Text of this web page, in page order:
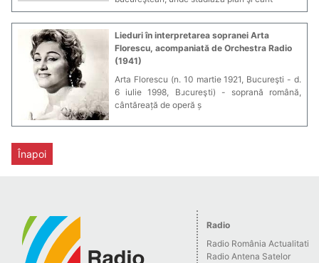
Lieduri în interpretarea sopranei Arta
Florescu, acompaniată de Orchestra Radio
(1941)
Arta Florescu (n. 10 martie 1921, Bucureşti - d.
6 iulie 1998, Bucureşti) - soprană română,
cântăreață de operă ș
Înapoi
Radio
Radio România Actualitati
Radio Antena Satelor